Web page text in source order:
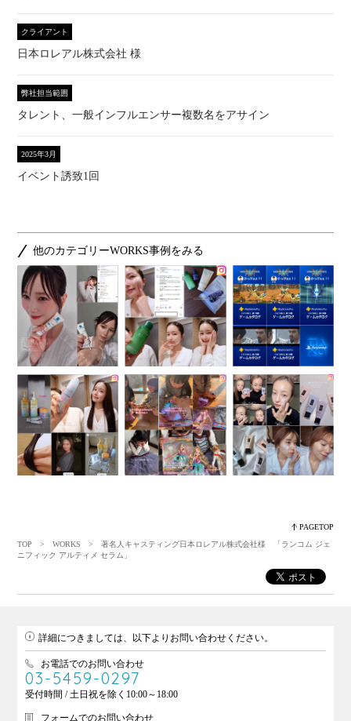
クライアント
日本ロレアル株式会社 様
弊社担当範囲
タレント、一般インフルエンサー複数名をアサイン
2025年3月
イベント誘致1回
他のカテゴリーWORKS事例をみる
PAGETOP
TOP
>WORKS
> 著名人キャスティング日本ロレアル株式会社様 「ランコム ジェ
ニフィック アルティメ セラム」
詳細につきましては、以下よりお問い合わせください。
お電話でのお問い合わせ
03-5459-0297
受付時間 / 土日祝を除く10:00～18:00
フォームでのお問い合わせ